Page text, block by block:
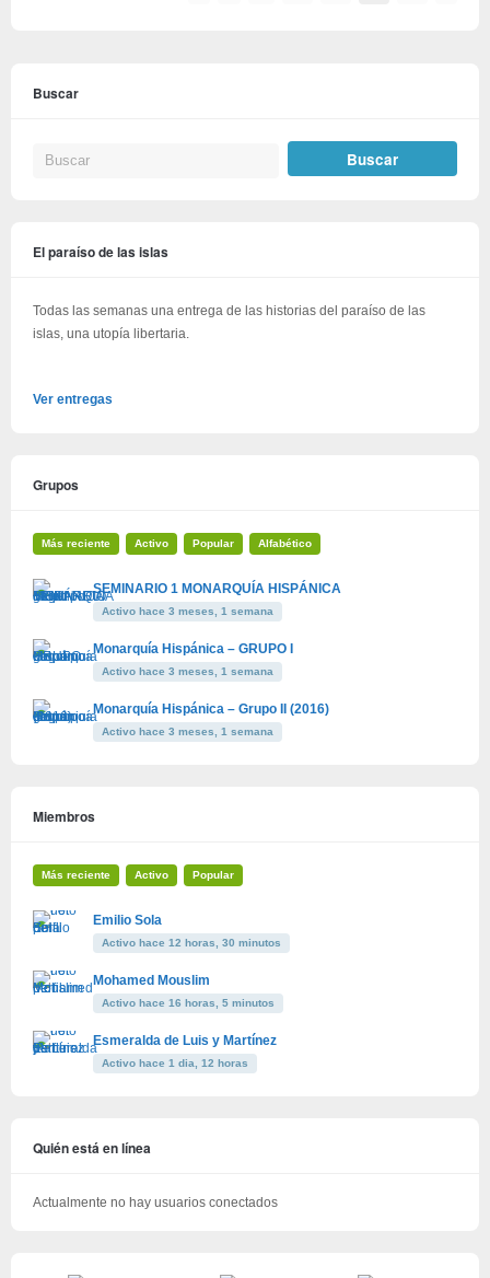
Buscar
El paraíso de las islas
Todas las semanas una entrega de las historias del paraíso de las
islas, una utopía libertaria.
Ver entregas
Grupos
Más reciente Activo Popular Alfabético
SEMINARIO 1 MONARQUÍA HISPÁNICA
Activo hace 3 meses, 1 semana
Monarquía Hispánica – GRUPO I
Activo hace 3 meses, 1 semana
Monarquía Hispánica – Grupo II (2016)
Activo hace 3 meses, 1 semana
Miembros
Más reciente Activo Popular
Emilio Sola
Activo hace 12 horas, 30 minutos
Mohamed Mouslim
Activo hace 16 horas, 5 minutos
Esmeralda de Luis y Martínez
Activo hace 1 dia, 12 horas
Quién está en línea
Actualmente no hay usuarios conectados